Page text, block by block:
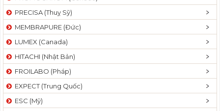
PRECISA (Thuỵ Sỹ)
MEMBRAPURE (Đức)
LUMEX (Canada)
HITACHI (Nhật Bản)
FROILABO (Pháp)
EXPECT (Trung Quốc)
ESC (Mỹ)